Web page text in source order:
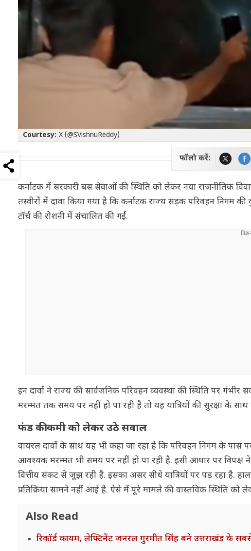
Courtesy: X (@SVishnuReddy)
फॉलो करें:
कर्नाटक में सरकारी बस सेवाओं की स्थिति को लेकर नया राजनीतिक
तस्वीरों में दावा किया गया है कि कर्नाटक राज्य सड़क परिवहन
टॉर्च की रोशनी में संचालित की गईं.
इन दावों ने राज्य की सार्वजनिक परिवहन व्यवस्था की स्थिति पर
मरम्मत तक समय पर नहीं हो पा रही है तो यह यात्रियों की सुरक्षा के
फंड की कमी को लेकर उठे सवाल
वायरल दावों के साथ यह भी कहा जा रहा है कि परिवहन निगम के पास
आवश्यक मरम्मत भी समय पर नहीं हो पा रही है. इसी आधार पर विपक्ष
वित्तीय संकट से जूझ रही है. इसका असर सीधे यात्रियों पर पड़ रहा है.
प्रतिक्रिया सामने नहीं आई है. ऐसे में पूरे मामले की वास्तविक स्थिति को
Also Read
रिकॉर्ड कायम, लेफ्टिनेंट जनरल गुरमीत सिंह बने उत्तराखंड के